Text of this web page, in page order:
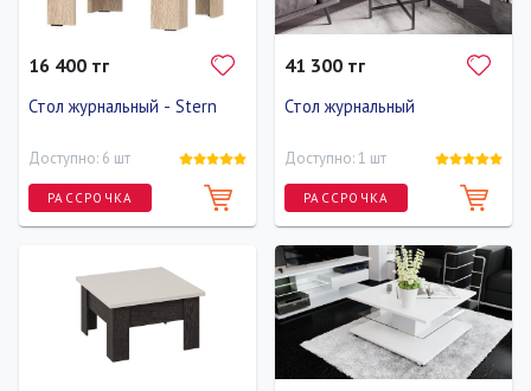
16 400 тг
Стол журнальный - Stern
Доступно: 6 шт
РАССРОЧКА
Ширина
40 см
41 300 тг
Стол журнальный
Доступно: 1 шт
РАССРОЧКА
Длина
50 см
Ширина
50 см
Высота
60 см